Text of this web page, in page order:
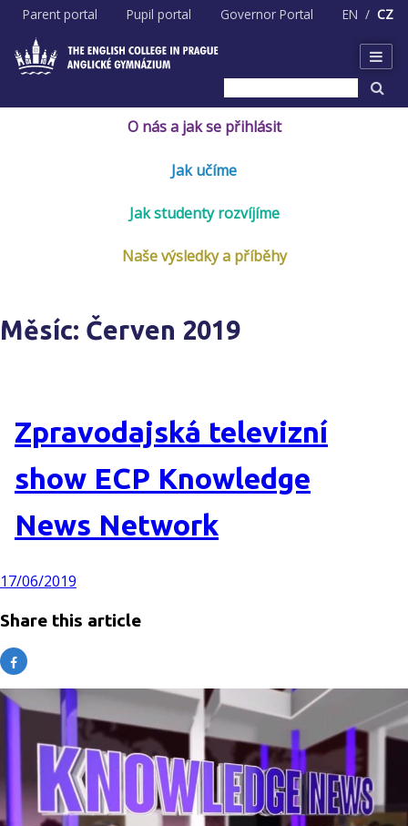
Skip
content
Parent portal Pupil portal Governor Portal EN CZ
O nás a jak se přihlásit
Jak učíme
Jak studenty rozvíjíme
Naše výsledky a příběhy
Měsíc: Červen 2019
Zpravodajská televizní
show ECP Knowledge
News Network
17/06/2019
Share this article